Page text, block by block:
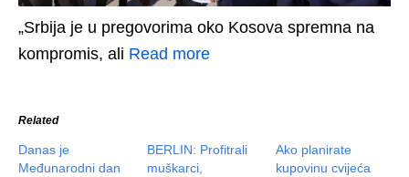
„Srbija je u pregovorima oko Kosova spremna na
kompromis, ali Read more
Related
Danas je
Međunarodni dan
BERLIN: Profitrali
muškarci,
Ako planirate
kupovinu cvijeća